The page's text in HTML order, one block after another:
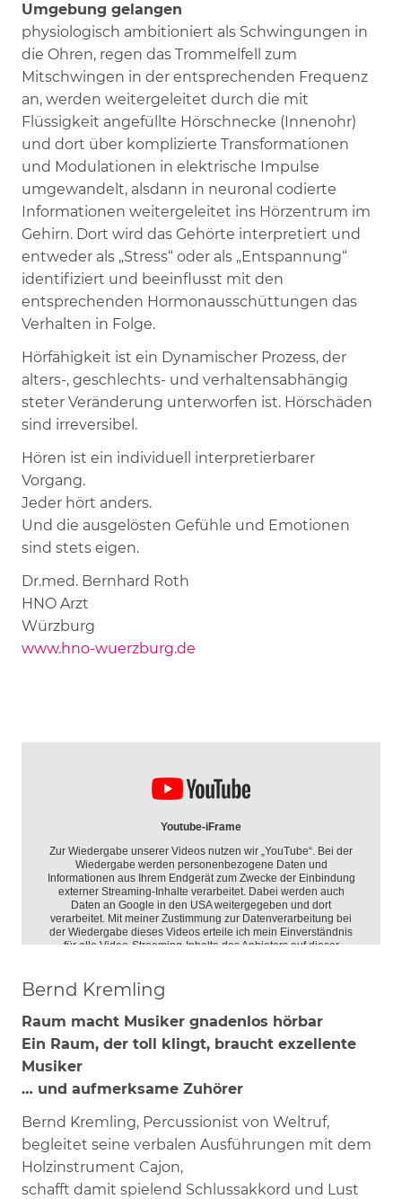
Umgebung gelangen
physiologisch ambitioniert als Schwingungen in
die Ohren, regen das Trommelfell zum
Mitschwingen in der entsprechenden Frequenz
an, werden weitergeleitet durch die mit
Flüssigkeit angefüllte Hörschnecke (Innenohr)
und dort über komplizierte Transformationen
und Modulationen in elektrische Impulse
umgewandelt, alsdann in neuronal codierte
Informationen weitergeleitet ins Hörzentrum im
Gehirn. Dort wird das Gehörte interpretiert und
entweder als „Stress“ oder als „Entspannung“
identifiziert und beeinflusst mit den
entsprechenden Hormonausschüttungen das
Verhalten in Folge.
Hörfähigkeit ist ein Dynamischer Prozess, der
alters-, geschlechts- und verhaltensabhängig
steter Veränderung unterworfen ist. Hörschäden
sind irreversibel.
Hören ist ein individuell interpretierbarer
Vorgang.
Jeder hört anders.
Und die ausgelösten Gefühle und Emotionen
sind stets eigen.
Dr.med. Bernhard Roth
HNO Arzt
Würzburg
www.hno-wuerzburg.de
Bernd Kremling
Raum macht Musiker gnadenlos hörbar
Ein Raum, der toll klingt, braucht exzellente
Musiker
… und aufmerksame Zuhörer
Bernd Kremling, Percussionist von Weltruf,
begleitet seine verbalen Ausführungen mit dem
Holzinstrument Cajon,
schafft damit spielend Schlussakkord und Lust